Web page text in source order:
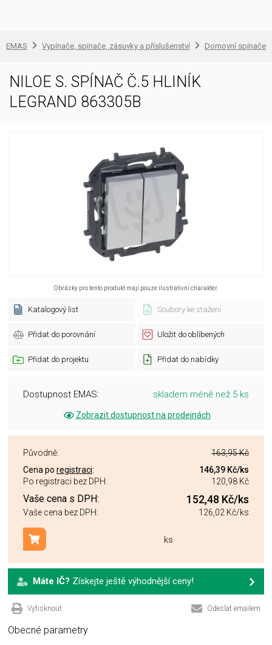
EMAS Vypínače, spínače, zásuvky a příslušenství Domovní spínače
NILOE S. SPÍNAČ Č.5 HLINÍK
LEGRAND 863305B
Obrázky pro tento produkt mají pouze ilustrativní charakter.
Katalogový list Soubory ke stažení
Přidat do porovnání Uložit do oblíbených
Přidat do projektu Přidat do nabídky
Dostupnost EMAS: skladem méně než 5 ks
Zobrazit dostupnost na prodejnách
Původně:
163,95 Kč
Cena po registraci: 146,39 Kč/ks
Po registraci bez DPH:
120,98 Kč
Vaše cena s DPH: 152,48 Kč/ks
Vaše cena bez DPH: 126,02 Kč/ks
ks
Přidat do košíku
Máte IČ? Získejte ještě výhodnější ceny!
Vytisknout Odeslat emailem
Obecné parametry